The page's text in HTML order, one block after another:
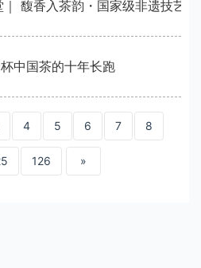
中国茶的十年长跑
4 5 6 7 8
126 »